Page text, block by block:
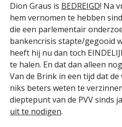
Dion Graus is BEDREIGD! Na
hem vernomen te hebben
die een parlementair
bankencrisis stapte/gegooid
heeft hij nu dan toch
te halen. En dat dan alleen
Van de Brink in een tijd dat
niks beters weten te
dieptepunt van de PVV sinds
uit te nodigen.